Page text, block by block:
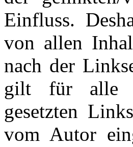
Einfluss.
von allen
nach der
gilt für alle
gesetzten
vom Autor